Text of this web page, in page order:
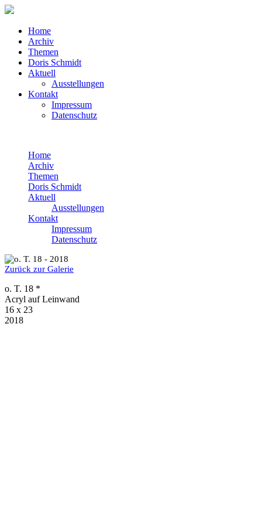
Home
Archiv
Themen
Doris Schmidt
Aktuell
Ausstellungen
Kontakt
Impressum
Datenschutz
Home
Archiv
Themen
Doris Schmidt
Aktuell
Ausstellungen
Kontakt
Impressum
Datenschutz
Zurück zur Galerie
o. T. 18 *
Acryl auf Leinwand
16 x 23
2018